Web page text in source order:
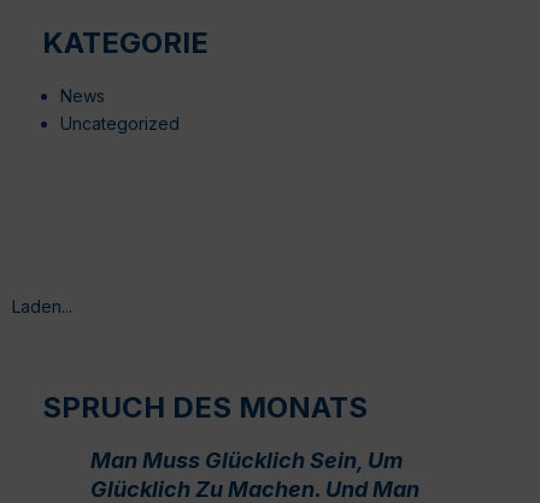
KATEGORIE
News
Uncategorized
Laden...
SPRUCH DES MONATS
Man Muss Glücklich Sein, Um
Glücklich Zu Machen. Und Man